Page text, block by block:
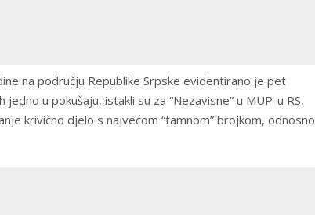
na području Republike Srpske evidentirano je pet
u pokušaju, istakli su za “Nezavisne” u MUP-u RS,
krivično djelo s najvećom “tamnom” brojkom, odnosno